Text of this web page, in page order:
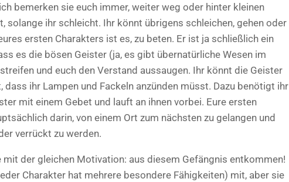
bemerken sie euch immer, weiter weg oder hinter kleinen
solange ihr schleicht. Ihr könnt übrigens schleichen, gehen oder
ersten Charakters ist es, zu beten. Er ist ja schließlich ein
es die bösen Geister (ja, es gibt übernatürliche Wesen im
und euch den Verstand aussaugen. Ihr könnt die Geister
dass ihr Lampen und Fackeln anzünden müsst. Dazu benötigt ihr
mit einem Gebet und lauft an ihnen vorbei. Eure ersten
darin, von einem Ort zum nächsten zu gelangen und
verrückt zu werden.
der gleichen Motivation: aus diesem Gefängnis entkommen!
Charakter hat mehrere besondere Fähigkeiten) mit, aber sie